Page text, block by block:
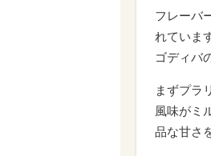
フレーバ
れていま
ゴディバ
まずプラ
風味がミ
品な甘さ